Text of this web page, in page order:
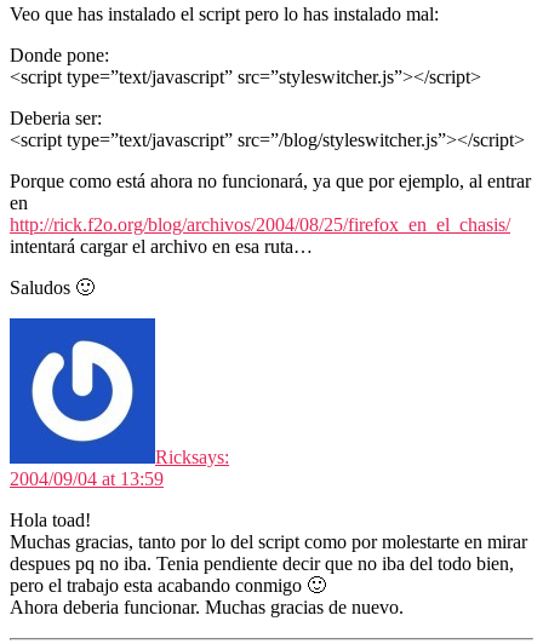
Veo que has instalado el script pero lo has instalado mal:
Donde pone:
<script type=”text/javascript” src=”styleswitcher.js”></script>
Deberia ser:
<script type=”text/javascript” src=”/blog/styleswitcher.js”></script>
Porque como está ahora no funcionará, ya que por ejemplo, al entrar
en
http://rick.f2o.org/blog/archivos/2004/08/25/firefox_en_el_chasis/
intentará cargar el archivo en esa ruta…
Saludos 🙂
Ricksays:
2004/09/04 at 13:59
Hola toad!
Muchas gracias, tanto por lo del script como por molestarte en mirar
despues pq no iba. Tenia pendiente decir que no iba del todo bien,
pero el trabajo esta acabando conmigo 🙂
Ahora deberia funcionar. Muchas gracias de nuevo.